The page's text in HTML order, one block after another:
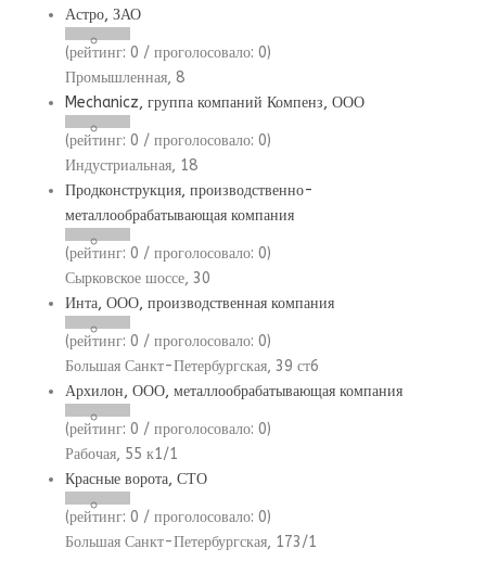
Астро, ЗАО
(рейтинг: 0 / проголосовало: 0)
Промышленная, 8
Mechanicz, группа компаний Компенз, ООО
(рейтинг: 0 / проголосовало: 0)
Индустриальная, 18
Продконструкция, производственно-
металлообрабатывающая компания
(рейтинг: 0 / проголосовало: 0)
Сырковское шоссе, 30
Инта, ООО, производственная компания
(рейтинг: 0 / проголосовало: 0)
Большая Санкт-Петербургская, 39 ст6
Архилон, ООО, металлообрабатывающая компания
(рейтинг: 0 / проголосовало: 0)
Рабочая, 55 к1/1
Красные ворота, СТО
(рейтинг: 0 / проголосовало: 0)
Большая Санкт-Петербургская, 173/1